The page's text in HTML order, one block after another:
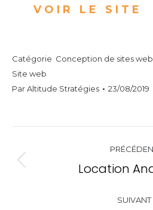
VOIR LE SITE
Catégorie Conception de sites web
Site web
ParAltitude Stratégies 23/08/2019
Navigation
de Location
SUIVANT